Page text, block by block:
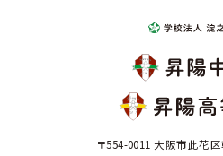
〒554-0011 大阪市此花